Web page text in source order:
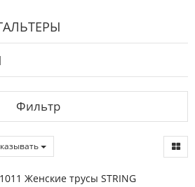
Фильтр
1011 Женские трусы STRING